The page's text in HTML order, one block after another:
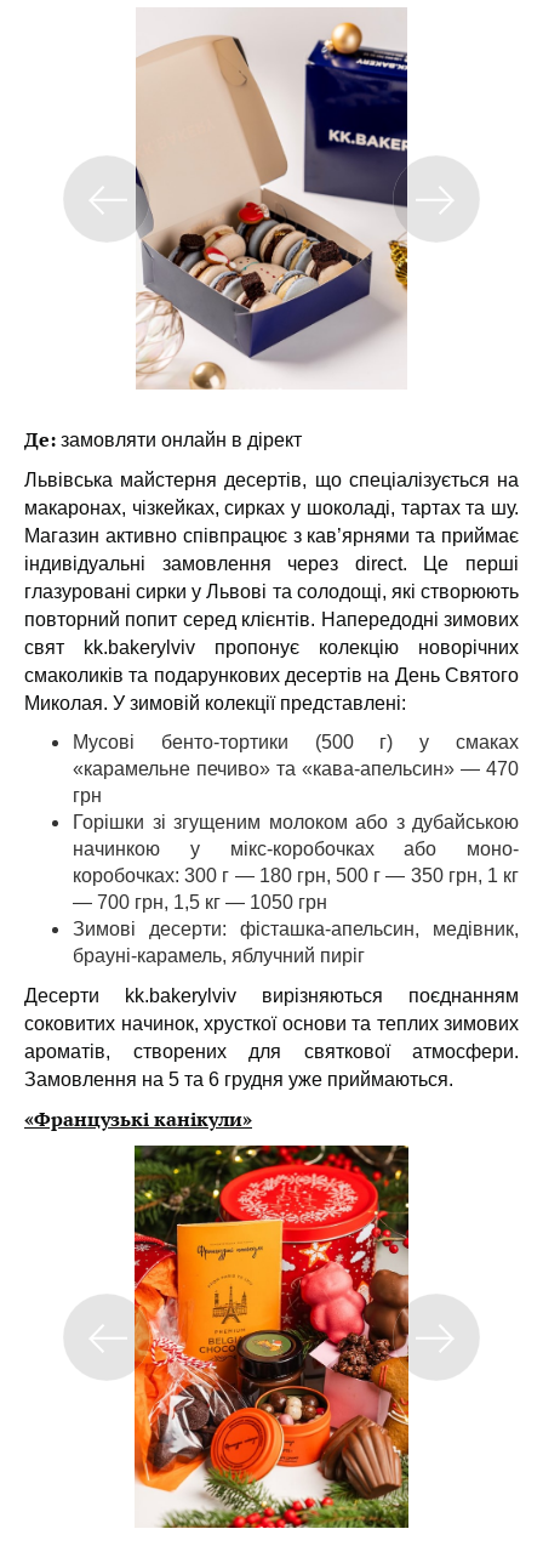
Де: замовляти онлайн в дірект
Львівська майстерня десертів, що спеціалізується на
макаронах, чізкейках, сирках у шоколаді, тартах та шу.
Магазин активно співпрацює з кав’ярнями та приймає
індивідуальні замовлення через direct. Це перші
глазуровані сирки у Львові та солодощі, які створюють
повторний попит серед клієнтів. Напередодні зимових
свят kk.bakerylviv пропонує колекцію новорічних
смаколиків та подарункових десертів на День Святого
Миколая. У зимовій колекції представлені:
Мусові бенто-тортики (500 г) у смаках
«карамельне печиво» та «кава-апельсин» — 470
грн
Горішки зі згущеним молоком або з дубайською
начинкою у мікс-коробочках або моно-
коробочках: 300 г — 180 грн, 500 г — 350 грн, 1 кг
— 700 грн, 1,5 кг — 1050 грн
Зимові десерти: фісташка-апельсин, медівник,
брауні-карамель, яблучний пиріг
Десерти kk.bakerylviv вирізняються поєднанням
соковитих начинок, хрусткої основи та теплих зимових
ароматів, створених для святкової атмосфери.
Замовлення на 5 та 6 грудня уже приймаються.
«Французькі канікули»